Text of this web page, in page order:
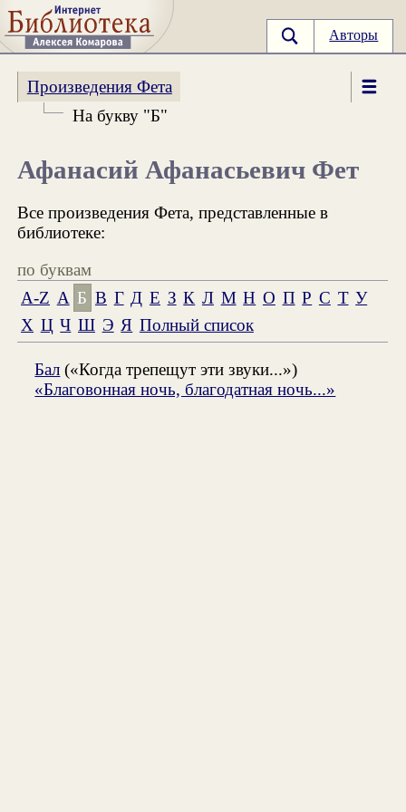
Авторы
Произведения Фета
На букву "Б"
Афанасий Афанасьевич Фет
Все произведения Фета, представленные в
библиотеке:
по буквам
A-Z А Б В Г Д Е З К Л М Н О П Р С Т У
Х Ц Ч Ш Э Я Полный список
Бал («Когда трепещут эти звуки...»)
«Благовонная ночь, благодатная ночь...»